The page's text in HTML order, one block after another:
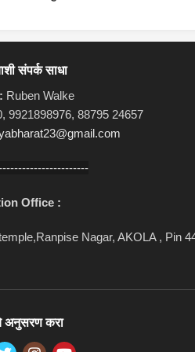
संपर्क साधा
Ruben Walke
9921898976, 88795 24657
Office :
Nagar, AKOLA , Pin
करा